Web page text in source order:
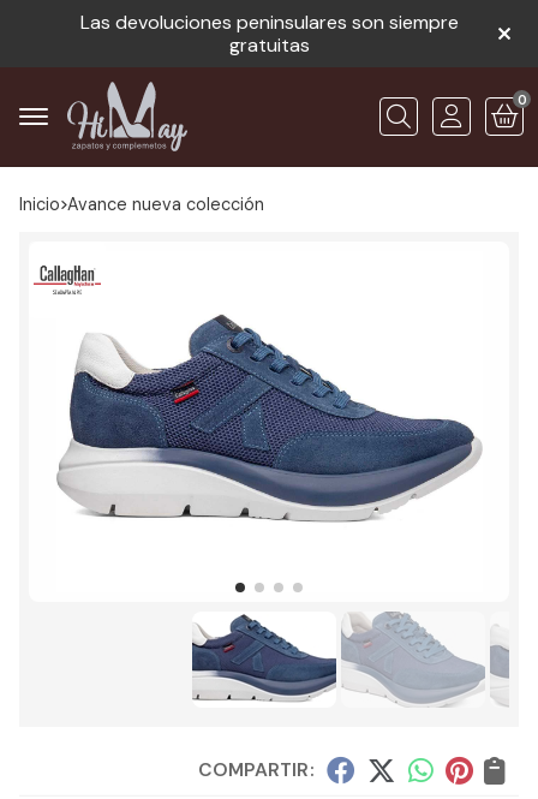
Las devoluciones peninsulares son siempre
gratuitas
Buscar
0
Inicio avance nueva colección
COMPARTIR: